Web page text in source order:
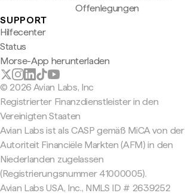
Offenlegungen
SUPPORT
Hilfecenter
Status
Morse-App herunterladen
© 2026 Avian Labs, Inc
Registrierter Finanzdienstleister in den
Vereinigten Staaten
Avian Labs ist als CASP gemäß MiCA von der
Autoriteit Financiële Markten (AFM) in den
Niederlanden zugelassen
(Registrierungsnummer 41000005).
Avian Labs USA, Inc., NMLS ID # 2639252